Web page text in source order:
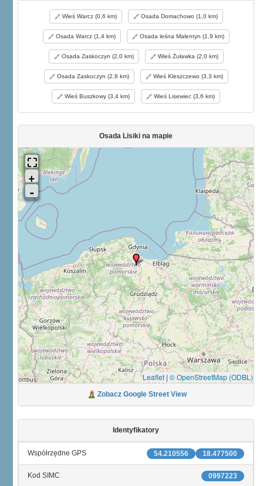
Wieś Warcz (0,6 km) Osada Domachowo (1,0 km)
Osada Warcz (1,4 km) Osada leśna Malentyn (1,9 km)
Osada Zaskoczyn (2,0 km) Wieś Żuławka (2,0 km)
Osada Zaskoczyn (2,8 km) Wieś Kleszczewo (3,3 km)
Wieś Buszkowy (3,4 km) Wieś Lisewiec (3,6 km)
Osada Lisiki na mapie
Leaflet | © OpenStreetMap (ODBL)
Zobacz Google Street View
Identyfikatory
18.477500
54.210556
Współrzędne GPS
0997223
Kod SIMC